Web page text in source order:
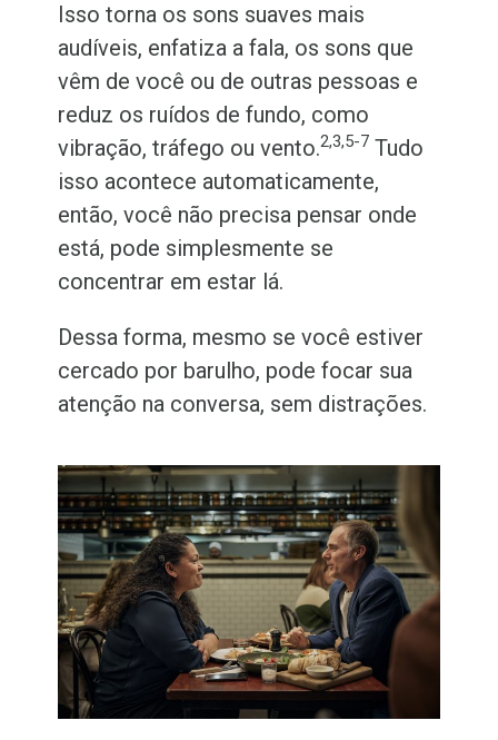
Isso torna os sons suaves mais
audíveis, enfatiza a fala, os sons que
vêm de você ou de outras pessoas e
reduz os ruídos de fundo, como
vibração, tráfego ou vento.2,3,5-7 Tudo
isso acontece automaticamente,
então, você não precisa pensar onde
está, pode simplesmente se
concentrar em estar lá.
Dessa forma, mesmo se você estiver
cercado por barulho, pode focar sua
atenção na conversa, sem distrações.